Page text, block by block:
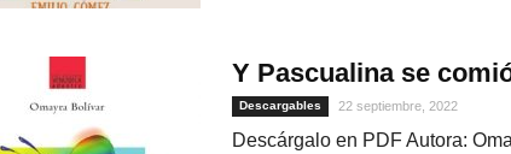
Y Pascualina se
Descargables 22 septiembre, 2022
Descárgalo en PDF Autora: